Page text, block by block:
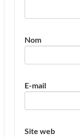
Nom
E-mail
Site web